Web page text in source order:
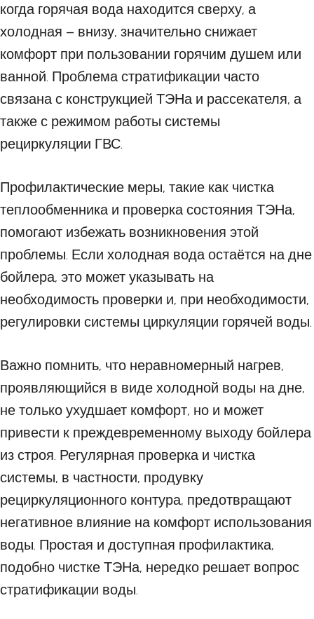
когда горячая вода находится сверху, а
холодная – внизу, значительно снижает
комфорт при пользовании горячим душем или
ванной. Проблема стратификации часто
связана с конструкцией ТЭНа и рассекателя, а
также с режимом работы системы
рециркуляции ГВС.
Профилактические меры, такие как чистка
теплообменника и проверка состояния ТЭНа,
помогают избежать возникновения этой
проблемы. Если холодная вода остаётся на дне
бойлера, это может указывать на
необходимость проверки и, при необходимости,
регулировки системы циркуляции горячей воды.
Важно помнить, что неравномерный нагрев,
проявляющийся в виде холодной воды на дне,
не только ухудшает комфорт, но и может
привести к преждевременному выходу бойлера
из строя. Регулярная проверка и чистка
системы, в частности, продувку
рециркуляционного контура, предотвращают
негативное влияние на комфорт использования
воды. Простая и доступная профилактика,
подобно чистке ТЭНа, нередко решает вопрос
стратификации воды.